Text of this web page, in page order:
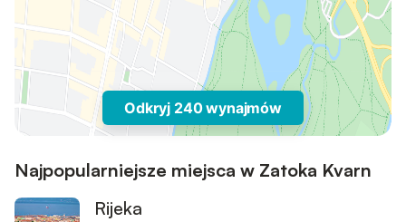
Odkryj 240 wynajmów
Najpopularniejsze miejsca w Zatoka Kvarn
Rijeka